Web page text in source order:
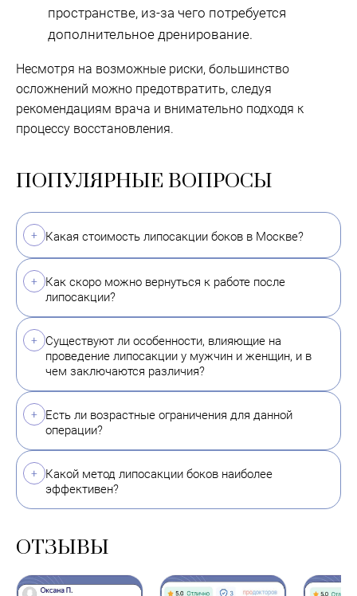
пространстве, из-за чего потребуется
дополнительное дренирование.
Несмотря на возможные риски, большинство
осложнений можно предотвратить, следуя
рекомендациям врача и внимательно подходя к
процессу восстановления.
ПОПУЛЯРНЫЕ ВОПРОСЫ
Какая стоимость липосакции боков в Москве?
Как скоро можно вернуться к работе после
липосакции?
Существуют ли особенности, влияющие на
проведение липосакции у мужчин и женщин, и в
чем заключаются различия?
Есть ли возрастные ограничения для данной
операции?
Какой метод липосакции боков наиболее
эффективен?
ОТЗЫВЫ